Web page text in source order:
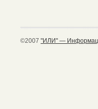
©2007 "ИЛИ" —